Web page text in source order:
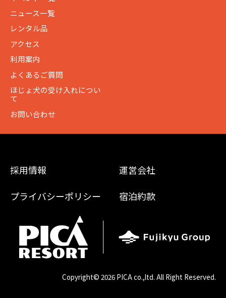
ニュース一覧
レンタル品
アクセス
利用案内
よくあるご質問
ほじょ犬の受け入れについ
て
お問い合わせ
採用情報 運営会社
プライバシーポリシー 宿泊約款
Copyright© 2026 PICA co.,ltd. All Right Reserved.